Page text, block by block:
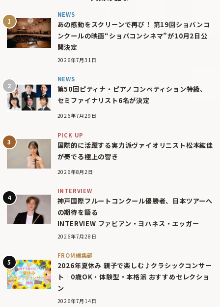
NEWS
あの感動をスクリーンで再び！ 第19回ショパンコ
ンクールの映画“ショパコンシネマ”が10月2日公
開決定
2026年7月31日
NEWS
第50回ピティナ・ピアノコンペティション特級、
セミファイナリスト6名が決定
2026年7月29日
PICK UP
国際的に活躍する実力派ヴァイオリニスト松本紘佳
が奏でる極上の響き
2026年8月2日
INTERVIEW
神戸国際フルートコンクール優勝者、日本ツアーへ
の期待を語る
INTERVIEW ファビアン・ヨハネス・エッガー
2026年7月28日
FROM編集部
2026年夏休み 親子で楽しむ♪クラシックコンサー
ト｜0歳OK・体験型・本格派 おすすめセレクショ
ン
2026年7月14日